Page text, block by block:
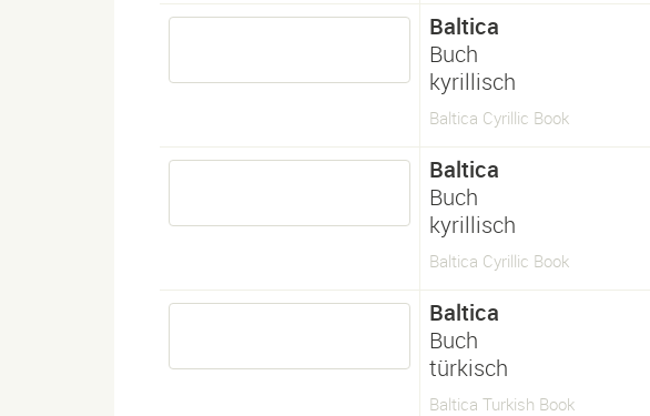
Baltica
Buch
kyrillisch
Baltica Cyrillic Book
Baltica
Buch
kyrillisch
Baltica Cyrillic Book
Baltica
Buch
türkisch
Baltica Turkish Book